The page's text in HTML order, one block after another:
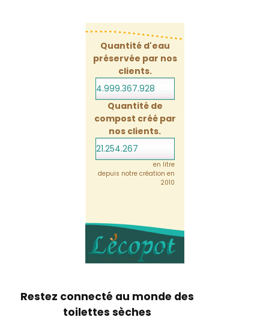
Quantité d'eau
préservée par nos
clients.
4.999.367.928
Quantité de
compost créé par
nos clients.
21.254.267
en litre
depuis notre création en
2010
Restez connecté au monde des
toilettes sèches